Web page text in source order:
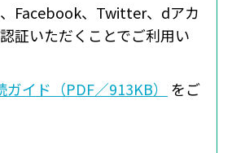
Facebook、Twitter、dアカ
証いただくことでご利用い
イド（PDF／913KB）
をご